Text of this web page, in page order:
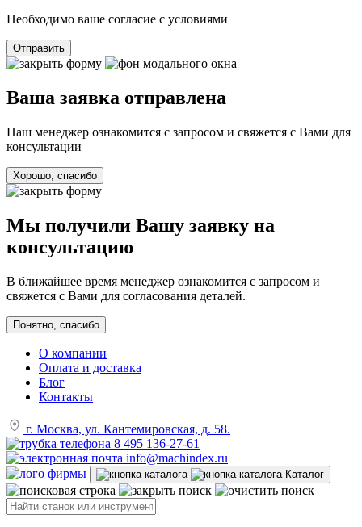
Необходимо ваше согласие с условиями
Отправить
Ваша заявка отправлена
Наш менеджер ознакомится с запросом и свяжется с Вами для
консультации
Хорошо, спасибо
Мы получили Вашу заявку на
консультацию
В ближайшее время менеджер ознакомится с запросом и
свяжется с Вами для согласования деталей.
Понятно, спасибо
О компании
Оплата и доставка
Блог
Контакты
г. Москва, ул. Кантемировская, д. 58.
8 495 136-27-61
info@machindex.ru
Каталог